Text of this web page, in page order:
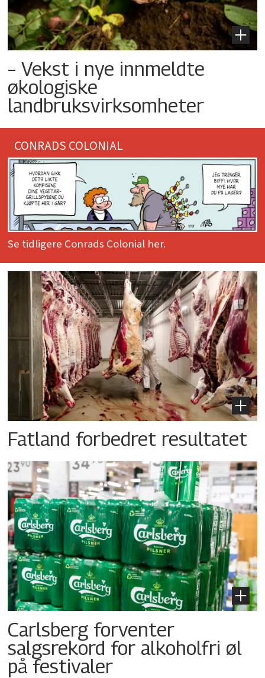
– Vekst i nye innmeldte
økologiske
landbruksvirksomheter
CONRADS COLONIAL
Se tidligere Conrads Colonial her.
Fatland forbedret resultatet
Carlsberg forventer
salgsrekord for alkoholfri øl
på festivaler